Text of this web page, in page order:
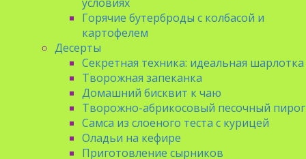
Горячие бутерброды с колбасой и
картофелем
Десерты
Секретная техника: идеальная шарлотка
Творожная запеканка
Домашний бисквит к чаю
Творожно-абрикосовый песочный пирог
Самса из слоеного теста с курицей
Оладьи на кефире
Приготовление сырников